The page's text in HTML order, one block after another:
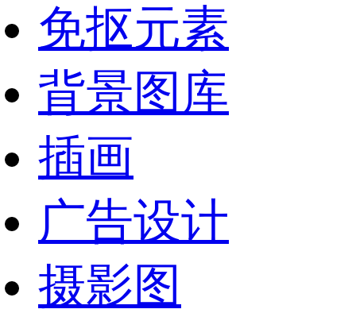
免抠元素
背景图库
插画
广告设计
摄影图